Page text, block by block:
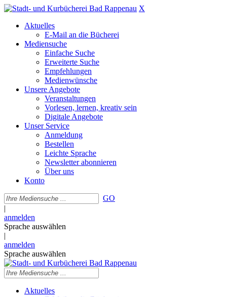
X
Aktuelles
E-Mail an die Bücherei
Mediensuche
Einfache Suche
Erweiterte Suche
Empfehlungen
Medienwünsche
Unsere Angebote
Veranstaltungen
Vorlesen, lernen, kreativ sein
Digitale Angebote
Unser Service
Anmeldung
Bestellen
Leichte Sprache
Newsletter abonnieren
Über uns
Konto
GO
|
anmelden
Sprache auswählen
|
anmelden
Sprache auswählen
Aktuelles